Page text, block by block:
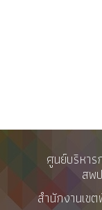
ศูนย์บริหา
สพ
สำนักงานเข